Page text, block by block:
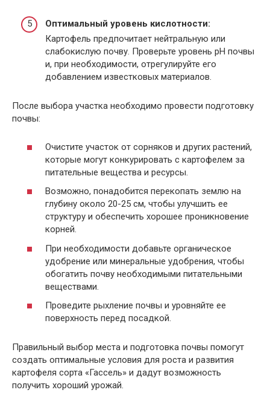
Оптимальный уровень кислотности:
Картофель предпочитает нейтральную или
слабокислую почву. Проверьте уровень pH почвы
и, при необходимости, отрегулируйте его
добавлением известковых материалов.
После выбора участка необходимо провести подготовку
почвы:
Очистите участок от сорняков и других растений,
которые могут конкурировать с картофелем за
питательные вещества и ресурсы.
Возможно, понадобится перекопать землю на
глубину около 20-25 см, чтобы улучшить ее
структуру и обеспечить хорошее проникновение
корней.
При необходимости добавьте органическое
удобрение или минеральные удобрения, чтобы
обогатить почву необходимыми питательными
веществами.
Проведите рыхление почвы и уровняйте ее
поверхность перед посадкой.
Правильный выбор места и подготовка почвы помогут
создать оптимальные условия для роста и развития
картофеля сорта «Гассель» и дадут возможность
получить хороший урожай.